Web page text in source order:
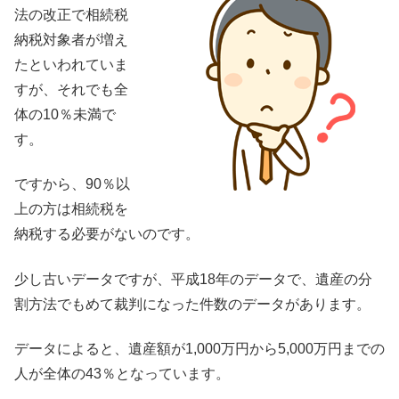
法の改正で相続税
納税対象者が増え
たといわれていま
すが、それでも全
体の10％未満で
す。
ですから、90％以
上の方は相続税を
納税する必要がないのです。
少し古いデータですが、平成18年のデータで、遺産の分
割方法でもめて裁判になった件数のデータがあります。
データによると、遺産額が1,000万円から5,000万円までの
人が全体の43％となっています。